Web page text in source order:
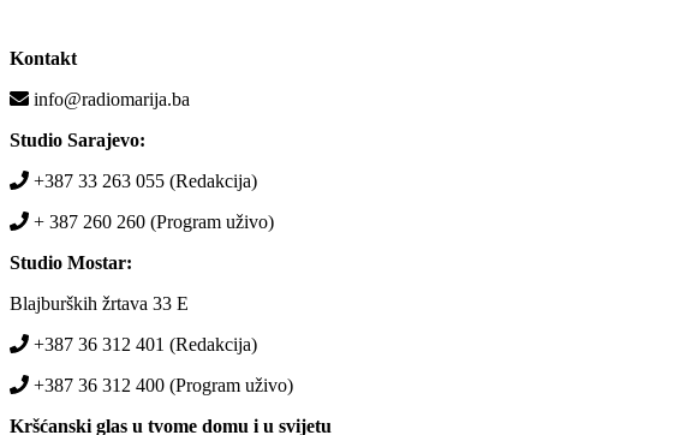
Kontakt
info@radiomarija.ba
Studio Sarajevo:
+387 33 263 055 (Redakcija)
+ 387 260 260 (Program uživo)
Studio Mostar:
Blajburških žrtava 33 E
+387 36 312 401 (Redakcija)
+387 36 312 400 (Program uživo)
Kršćanski glas u tvome domu i u svijetu